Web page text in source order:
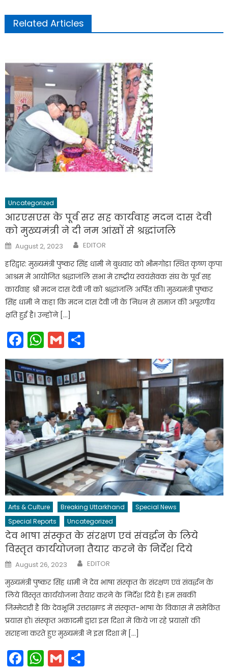
Related Articles
Uncategorized
आरएसएस के पूर्व सर सह कार्यवाह मदन दास देवी
को मुख्यमंत्री ने दी नम आंखों से श्रद्धांजलि
Posted
on
August 2, 2023 Author
EDITOR
हरिद्वार: मुख्यमंत्री पुष्कर सिंह धामी ने बुधवार को भीमगोडा स्थित कृष्ण कृपा
आश्रम में आयोजित श्रद्धाजंलि सभा मे राष्ट्रीय स्वयंसेवक संघ के पूर्व सह
कार्यवाह श्री मदन दास देवी जी को श्रद्धांजलि अर्पित की। मुख्यमंत्री पुष्कर
सिंह धामी ने कहा कि मदन दास देवी जी के निधन से समाज की अपूरणीय
क्षति हुई है। उन्होंने […]
Facebook
WhatsApp
Gmail
Arts & Culture Breaking Uttarkhand
Special News
Special Reports
Uncategorized
देव भाषा संस्कृत के संरक्षण एवं संवर्द्धन के लिये
विस्तृत कार्ययोजना तैयार करने के निर्देश दिये
Posted
on
August 26, 2023 Author
EDITOR
मुख्यमंत्री पुष्कर सिंह धामी ने देव भाषा संस्कृत के संरक्षण एवं संवर्द्धन के
लिये विस्तृत कार्ययोजना तैयार करने के निर्देश दिये है। हम सबकी
जिम्मेदारी है कि देवभूमि उत्तराखण्ड में संस्कृत-भाषा के विकास में समेकित
प्रयास हो। संस्कृत अकादमी द्वारा इस दिशा में किये जा रहे प्रयासों की
सराहना करते हुए मुख्यमंत्री ने इस दिशा में […]
Facebook
WhatsApp
Gmail